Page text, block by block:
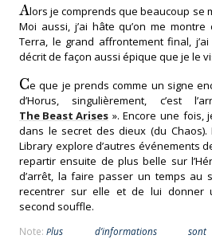
Alors je comprends que beaucoup se
Moi aussi, j’ai hâte qu’on me
Terra, le grand affrontement final,
décrit de façon aussi épique que je le
Ce que je prends comme un signe
d’Horus, singulièrement, c’est
The Beast Arises ». Encore une fois,
dans le secret des dieux (du
Library explore d’autres événements
repartir ensuite de plus belle sur
d’arrêt, la faire passer un temps au
recentrer sur elle et de lui donner
second souffle.
Note: plus d’informations